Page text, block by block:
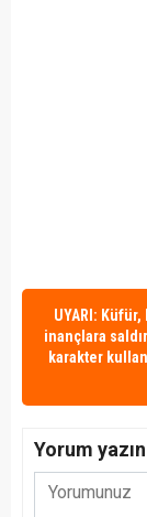
UYARI:
inançlara
karakter
Yorum yazın